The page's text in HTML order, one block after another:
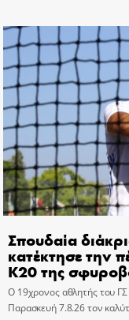
Σπουδαία
κατέκτησε την
Κ20 της
Ο 19χρονος αθλητής του
Παρασκευή 7.8.26 τον